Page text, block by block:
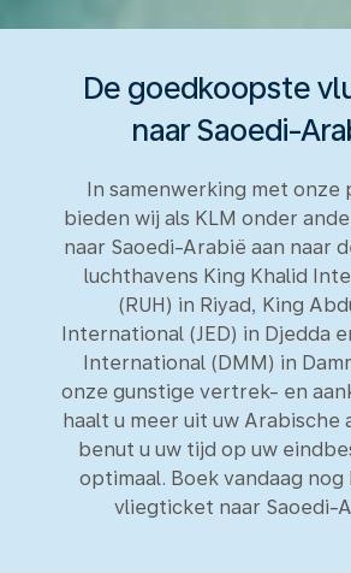
De goedkoopste
naar Saoedi-
In samenwerking met onze
bieden wij als KLM onder
naar Saoedi-Arabië aan naar
luchthavens King Khalid
(RUH) in Riyad, King
International (JED) in Djedda
International (DMM) in
onze gunstige vertrek- en
haalt u meer uit uw Arabische
benut u uw tijd op uw
optimaal. Boek vandaag nog
vliegticket naar Saoedi-